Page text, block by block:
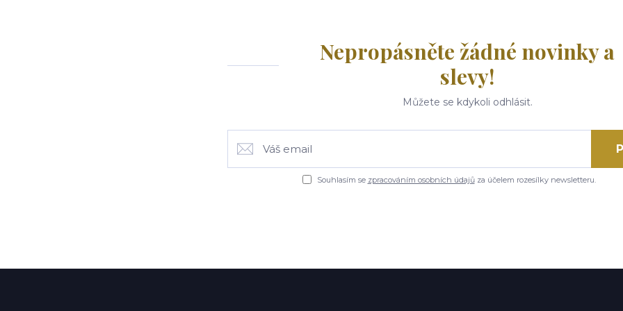
Nepropásněte žádné novinky a
slevy!
Můžete se kdykoli odhlásit.
Souhlasím se zpracováním osobních údajůza účelem rozesílky newsletteru.